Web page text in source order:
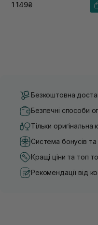
1 149₴
Безкоштовна
Безпечні способи
Тільки оригінальна
Система бонусів та
Кращі ціни та топ
Рекомендації від